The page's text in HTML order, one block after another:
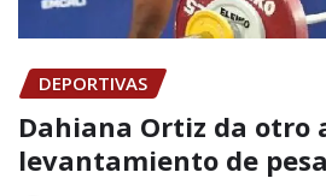
DEPORTIVAS
Dahiana Ortiz da otro
levantamiento de